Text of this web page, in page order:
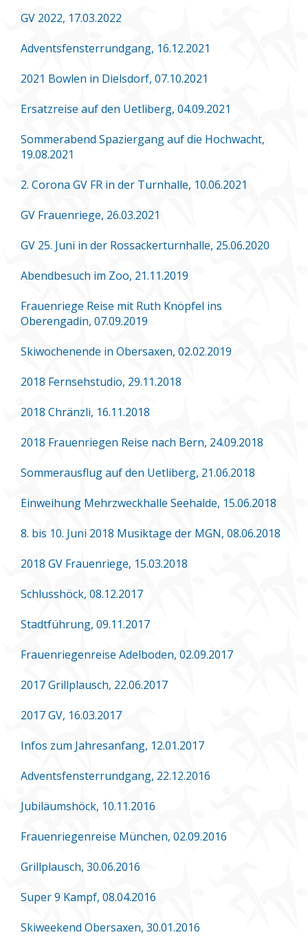
GV 2022, 17.03.2022
Adventsfensterrundgang, 16.12.2021
2021 Bowlen in Dielsdorf, 07.10.2021
Ersatzreise auf den Uetliberg, 04.09.2021
Sommerabend Spaziergang auf die Hochwacht,
19.08.2021
2. Corona GV FR in der Turnhalle, 10.06.2021
GV Frauenriege, 26.03.2021
GV 25. Juni in der Rossackerturnhalle, 25.06.2020
Abendbesuch im Zoo, 21.11.2019
Frauenriege Reise mit Ruth Knöpfel ins
Oberengadin, 07.09.2019
Skiwochenende in Obersaxen, 02.02.2019
2018 Fernsehstudio, 29.11.2018
2018 Chränzli, 16.11.2018
2018 Frauenriegen Reise nach Bern, 24.09.2018
Sommerausflug auf den Uetliberg, 21.06.2018
Einweihung Mehrzweckhalle Seehalde, 15.06.2018
8. bis 10. Juni 2018 Musiktage der MGN, 08.06.2018
2018 GV Frauenriege, 15.03.2018
Schlusshöck, 08.12.2017
Stadtführung, 09.11.2017
Frauenriegenreise Adelboden, 02.09.2017
2017 Grillplausch, 22.06.2017
2017 GV, 16.03.2017
Infos zum Jahresanfang, 12.01.2017
Adventsfensterrundgang, 22.12.2016
Jubiläumshöck, 10.11.2016
Frauenriegenreise München, 02.09.2016
Grillplausch, 30.06.2016
Super 9 Kampf, 08.04.2016
Skiweekend Obersaxen, 30.01.2016